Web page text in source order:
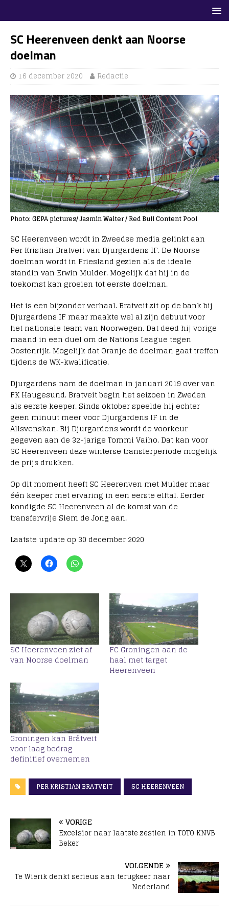
SC Heerenveen denkt aan Noorse
doelman
16 december 2020 Redactie
Photo: GEPA pictures/ Jasmin Walter / Red Bull Content Pool
SC Heerenveen wordt in Zweedse media gelinkt aan
Per Kristian Bratveit van Djurgardens IF. De Noorse
doelman wordt in Friesland gezien als de ideale
standin van Erwin Mulder. Mogelijk dat hij in de
toekomst kan groeien tot eerste doelman.
Het is een bijzonder verhaal. Bratveit zit op de bank bij
Djurgardens IF maar maakte wel al zijn debuut voor
het nationale team van Noorwegen. Dat deed hij vorige
maand in een duel om de Nations League tegen
Oostenrijk. Mogelijk dat Oranje de doelman gaat treffen
tijdens de WK-kwalificatie.
Djurgardens nam de doelman in januari 2019 over van
FK Haugesund. Bratveit begin het seizoen in Zweden
als eerste keeper. Sinds oktober speelde hij echter
geen minuut meer voor Djurgardens IF in de
Allsvenskan. Bij Djurgardens wordt de voorkeur
gegeven aan de 32-jarige Tommi Vaiho. Dat kan voor
SC Heerenveen deze winterse transferperiode mogelijk
de prijs drukken.
Op dit moment heeft SC Heerenven met Mulder maar
één keeper met ervaring in een eerste elftal. Eerder
kondigde SC Heerenveen al de komst van de
transfervrije Siem de Jong aan.
Laatste update op 30 december 2020
SC Heerenveen ziet af
van Noorse doelman
FC Groningen aan de
haal met target
Heerenveen
Groningen kan Bråtveit
voor laag bedrag
definitief overnemen
PER KRISTIAN BRATVEIT SC HEERENVEEN
VORIGE
Excelsior naar laatste zestien in TOTO KNVB
Beker
VOLGENDE
Te Wierik denkt serieus aan terugkeer naar
Nederland